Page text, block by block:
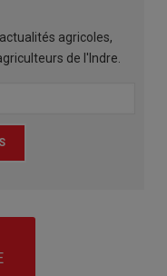
agricoles,
de l'Indre.